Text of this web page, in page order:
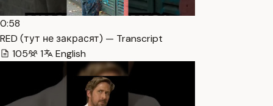
0:58
RED (тут не закрасят) — Transcript
105
1 English